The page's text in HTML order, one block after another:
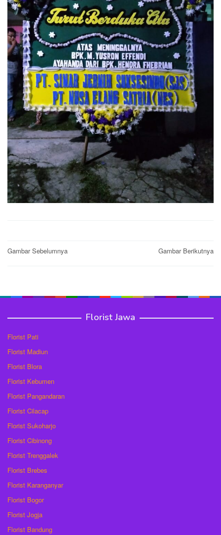
Post
Gambar Sebelumnya Gambar Berikutnya
Florist Jawa
Florist Pati
Florist Madiun
Florist Blora
Florist Kebumen
Florist Pangandaran
Florist Cilacap
Florist Sukoharjo
Florist Cibinong
Florist Trenggalek
Florist Brebes
Florist Karanganyar
Florist Bogor
Florist Jogja
Florist Bandung